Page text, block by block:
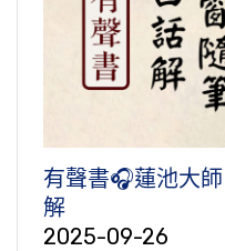
有聲書🎧蓮池大
解
2025-09-26